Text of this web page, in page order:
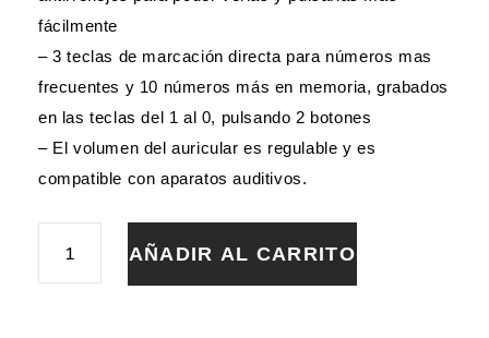
fácilmente
– 3 teclas de marcación directa para números mas
frecuentes y 10 números más en memoria, grabados
en las teclas del 1 al 0, pulsando 2 botones
– El volumen del auricular es regulable y es
compatible con aparatos auditivos.
TELÉFONO
TECLAS
AÑADIR AL CARRITO